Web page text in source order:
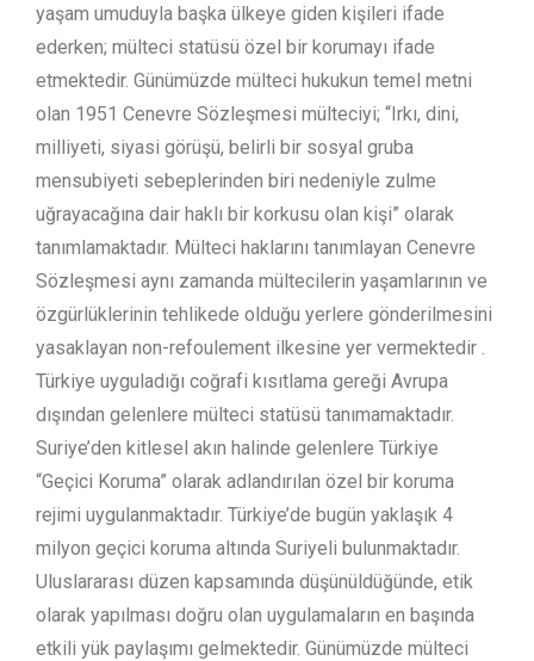
yaşam umuduyla başka ülkeye giden kişileri ifade
ederken; mülteci statüsü özel bir korumayı ifade
etmektedir. Günümüzde mülteci hukukun temel metni
olan 1951 Cenevre Sözleşmesi mülteciyi; “Irkı, dini,
milliyeti, siyasi görüşü, belirli bir sosyal gruba
mensubiyeti sebeplerinden biri nedeniyle zulme
uğrayacağına dair haklı bir korkusu olan kişi” olarak
tanımlamaktadır. Mülteci haklarını tanımlayan Cenevre
Sözleşmesi aynı zamanda mültecilerin yaşamlarının ve
özgürlüklerinin tehlikede olduğu yerlere gönderilmesini
yasaklayan non-refoulement ilkesine yer vermektedir .
Türkiye uyguladığı coğrafi kısıtlama gereği Avrupa
dışından gelenlere mülteci statüsü tanımamaktadır.
Suriye’den kitlesel akın halinde gelenlere Türkiye
“Geçici Koruma” olarak adlandırılan özel bir koruma
rejimi uygulanmaktadır. Türkiye’de bugün yaklaşık 4
milyon geçici koruma altında Suriyeli bulunmaktadır.
Uluslararası düzen kapsamında düşünüldüğünde, etik
olarak yapılması doğru olan uygulamaların en başında
etkili yük paylaşımı gelmektedir. Günümüzde mülteci